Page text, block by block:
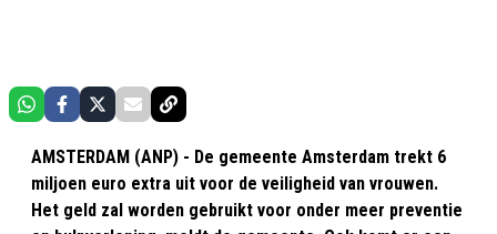
AMSTERDAM (ANP) - De gemeente Amsterdam trekt 6
miljoen euro extra uit voor de veiligheid van vrouwen.
Het geld zal worden gebruikt voor onder meer preventie